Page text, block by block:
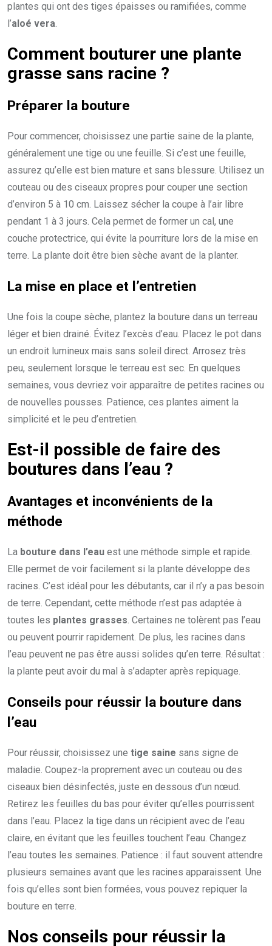
plantes qui ont des tiges épaisses ou ramifiées, comme
l’aloé vera.
Comment bouturer une plante
grasse sans racine ?
Préparer la bouture
Pour commencer, choisissez une partie saine de la plante,
généralement une tige ou une feuille. Si c’est une feuille,
assurez qu’elle est bien mature et sans blessure. Utilisez un
couteau ou des ciseaux propres pour couper une section
d’environ 5 à 10 cm. Laissez sécher la coupe à l’air libre
pendant 1 à 3 jours. Cela permet de former un cal, une
couche protectrice, qui évite la pourriture lors de la mise en
terre. La plante doit être bien sèche avant de la planter.
La mise en place et l’entretien
Une fois la coupe sèche, plantez la bouture dans un terreau
léger et bien drainé. Évitez l’excès d’eau. Placez le pot dans
un endroit lumineux mais sans soleil direct. Arrosez très
peu, seulement lorsque le terreau est sec. En quelques
semaines, vous devriez voir apparaître de petites racines ou
de nouvelles pousses. Patience, ces plantes aiment la
simplicité et le peu d’entretien.
Est-il possible de faire des
boutures dans l’eau ?
Avantages et inconvénients de la
méthode
La bouture dans l’eau est une méthode simple et rapide.
Elle permet de voir facilement si la plante développe des
racines. C’est idéal pour les débutants, car il n’y a pas besoin
de terre. Cependant, cette méthode n’est pas adaptée à
toutes les plantes grasses. Certaines ne tolèrent pas l’eau
ou peuvent pourrir rapidement. De plus, les racines dans
l’eau peuvent ne pas être aussi solides qu’en terre. Résultat :
la plante peut avoir du mal à s’adapter après repiquage.
Conseils pour réussir la bouture dans
l’eau
Pour réussir, choisissez une tige saine sans signe de
maladie. Coupez-la proprement avec un couteau ou des
ciseaux bien désinfectés, juste en dessous d’un nœud.
Retirez les feuilles du bas pour éviter qu’elles pourrissent
dans l’eau. Placez la tige dans un récipient avec de l’eau
claire, en évitant que les feuilles touchent l’eau. Changez
l’eau toutes les semaines. Patience : il faut souvent attendre
plusieurs semaines avant que les racines apparaissent. Une
fois qu’elles sont bien formées, vous pouvez repiquer la
bouture en terre.
Nos conseils pour réussir la